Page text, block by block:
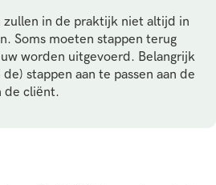
zullen in de praktijk niet altijd in
Soms moeten stappen terug
worden uitgevoerd. Belangrijk
stappen aan te passen aan de
de cliënt.